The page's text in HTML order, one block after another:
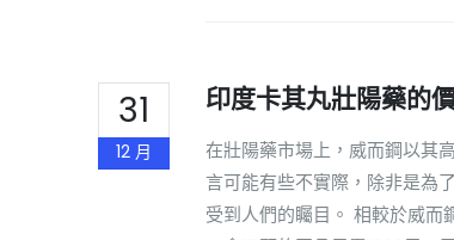
31
12 月
印度卡其丸壯陽藥的
在壯陽藥市場上，威而鋼以其
言可能有些不實際，除非是為
受到人們的矚目。 相較於威而